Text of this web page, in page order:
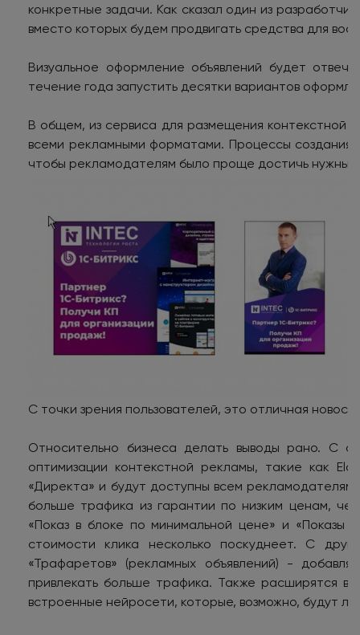
конкретные задачи. Как сказал один из
вместо которых будем продвигать средства для
Визуальное оформление объявлений будет
течение года запустить десятки вариантов
В общем, из сервиса для размещения контекстной
всеми рекламными форматами. Процессы создания
чтобы рекламодателям было проще достичь нужных
С точки зрения пользователей, это отличная
Относительно бизнеса делать выводы рано. С
оптимизации контекстной рекламы, такие как
«Директа» и будут доступны всем
больше трафика из гарантии по низким ценам,
«Показ в блоке по минимальной цене» и «Показы
стоимости клика несколько поскуднеет. С
«Трафаретов» (рекламных объявлений) -
привлекать больше трафика. Также расширятся
встроенные нейросети, которые, возможно, будут